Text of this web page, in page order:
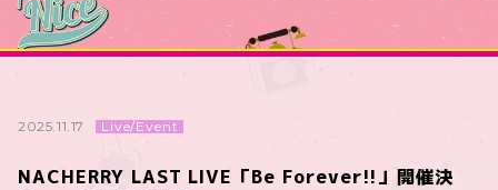
2025.11.17 Live/Event
NACHERRY LAST LIVE「Be Forever!!」開催決